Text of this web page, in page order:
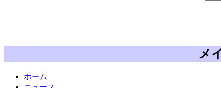
メ
ホーム